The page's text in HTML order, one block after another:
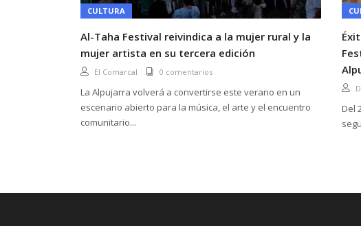
CULTURA
Al-Taha Festival reivindica a la mujer rural y la
mujer artista en su tercera edición
El Comarcal 0 comentarios
La Alpujarra volverá a convertirse este verano en un
escenario abierto para la música, el arte y el encuentro
comunitario...
Del